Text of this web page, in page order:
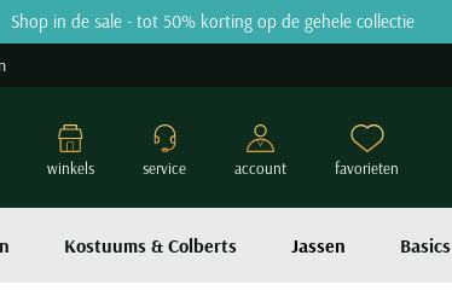
Shop in de sale - tot 50% korting op de gehele collectie
Kostuums & Colberts Jassen Basics
winkels service account favorieten